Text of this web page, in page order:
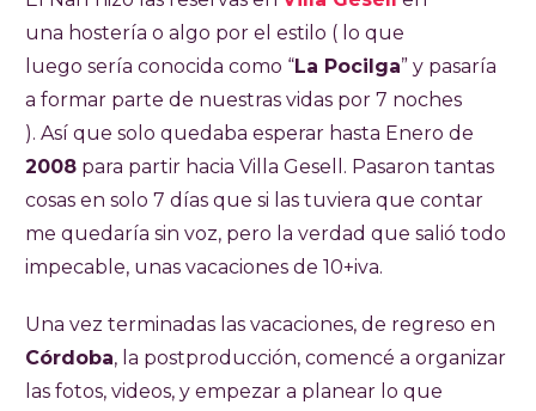
una hostería o algo por el estilo ( lo que
luego sería conocida como “La Pocilga” y pasaría
a formar parte de nuestras vidas por 7 noches
). Así que solo quedaba esperar hasta Enero de
2008 para partir hacia Villa Gesell. Pasaron tantas
cosas en solo 7 días que si las tuviera que contar
me quedaría sin voz, pero la verdad que salió todo
impecable, unas vacaciones de 10+iva.
Una vez terminadas las vacaciones, de regreso en
Córdoba, la postproducción, comencé a organizar
las fotos, videos, y empezar a planear lo que